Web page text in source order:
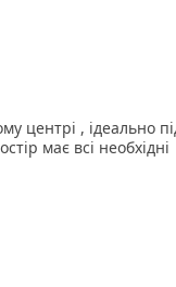
центрі , ідеально
має всі необхідні